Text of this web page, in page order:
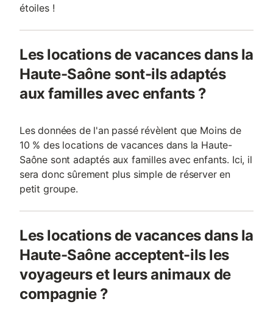
étoiles !
Les locations de vacances dans la
Haute-Saône sont-ils adaptés
aux familles avec enfants ?
Les données de l'an passé révèlent que Moins de
10 % des locations de vacances dans la Haute-
Saône sont adaptés aux familles avec enfants. Ici, il
sera donc sûrement plus simple de réserver en
petit groupe.
Les locations de vacances dans la
Haute-Saône acceptent-ils les
voyageurs et leurs animaux de
compagnie ?